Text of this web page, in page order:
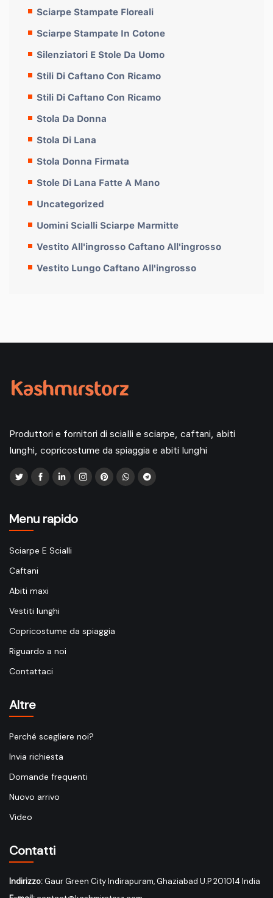
Sciarpe Stampate Floreali
Sciarpe Stampate In Cotone
Silenziatori E Stole Da Uomo
Stili Di Caftano Con Ricamo
Stili Di Caftano Con Ricamo
Stola Da Donna
Stola Di Lana
Stola Donna Firmata
Stole Di Lana Fatte A Mano
Uncategorized
Uomini Scialli Sciarpe Marmitte
Vestito All'ingrosso Caftano All'ingrosso
Vestito Lungo Caftano All'ingrosso
Produttori e fornitori di scialli e sciarpe, caftani, abiti
lunghi, copricostume da spiaggia e abiti lunghi
Menu rapido
Sciarpe E Scialli
Caftani
Abiti maxi
Vestiti lunghi
Copricostume da spiaggia
Riguardo a noi
Contattaci
Altre
Perché scegliere noi?
Invia richiesta
Domande frequenti
Nuovo arrivo
Video
Contatti
Indirizzo:Gaur Green City Indirapuram, Ghaziabad U.P 201014 India